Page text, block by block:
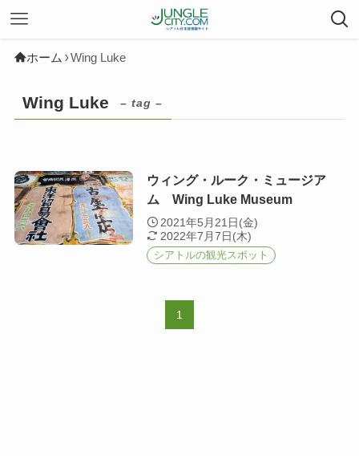
ホーム Wing Luke
Wing Luke – tag –
ウィング・ルーク・ミュージア
ム Wing Luke Museum
2021年5月21日(金)
2022年7月7日(木)
シアトルの観光スポット
1